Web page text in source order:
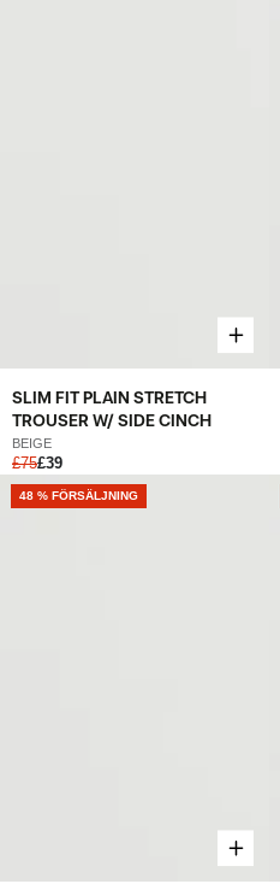
SLIM FIT PLAIN STRETCH
TROUSER W/ SIDE CINCH
BEIGE
£75£39
NEW
48 % FÖRSÄLJNING